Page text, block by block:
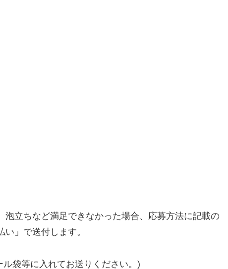
立ちなど満足できなかった場合、応募方法に記載の
」で送付します。
袋等に入れてお送りください。)